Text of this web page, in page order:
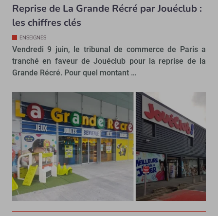
Reprise de La Grande Récré par Jouéclub :
les chiffres clés
ENSEIGNES
Vendredi 9 juin, le tribunal de commerce de Paris a
tranché en faveur de Jouéclub pour la reprise de la
Grande Récré. Pour quel montant …